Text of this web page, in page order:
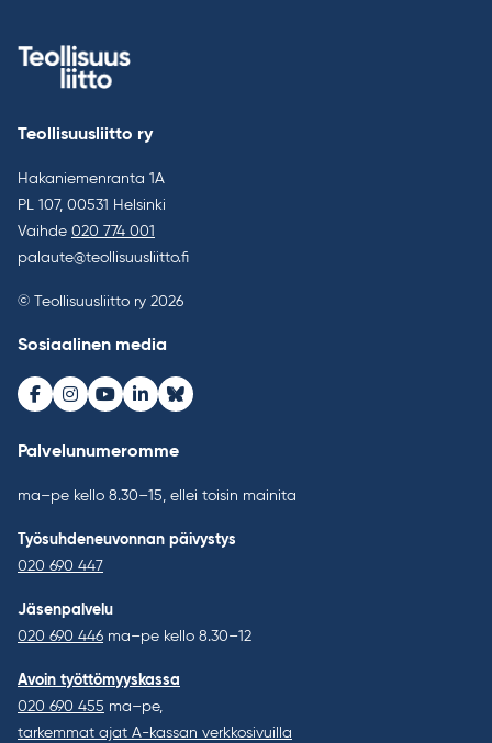
Teollisuusliitto ry
Hakaniemenranta 1A
PL 107, 00531 Helsinki
Vaihde 020 774 001
palaute@teollisuusliitto.fi
© Teollisuusliitto ry 2026
Sosiaalinen media
Facebook
Instagram
Youtube
LinkedInBluesky
Palvelunumeromme
ma–pe kello 8.30–15, ellei toisin mainita
Työsuhdeneuvonnan päivystys
020 690 447
Jäsenpalvelu
020 690 446 ma–pe kello 8.30–12
Avoin työttömyyskassa
020 690 455 ma–pe,
tarkemmat ajat A-kassan verkkosivuilla